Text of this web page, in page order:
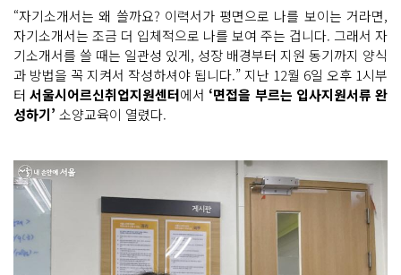
“자기소개서는 왜 쓸까요? 이력서가 평면으로 나를 보이는 거라면,
자기소개서는 조금 더 입체적으로 나를 보여 주는 겁니다. 그래서 자
기소개서를 쓸 때는 일관성 있게, 성장 배경부터 지원 동기까지 양식
과 방법을 꼭 지켜서 작성하셔야 됩니다.” 지난 12월 6일 오후 1시부
터서울시어르신취업지원센터에서 ‘면접을 부르는 입사지원서류 완
성하기’ 소양교육이 열렸다.